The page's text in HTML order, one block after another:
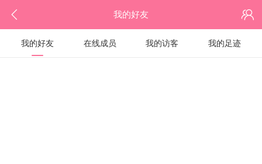
我的好友
我的好友 在线成员 我的访客 我的足迹